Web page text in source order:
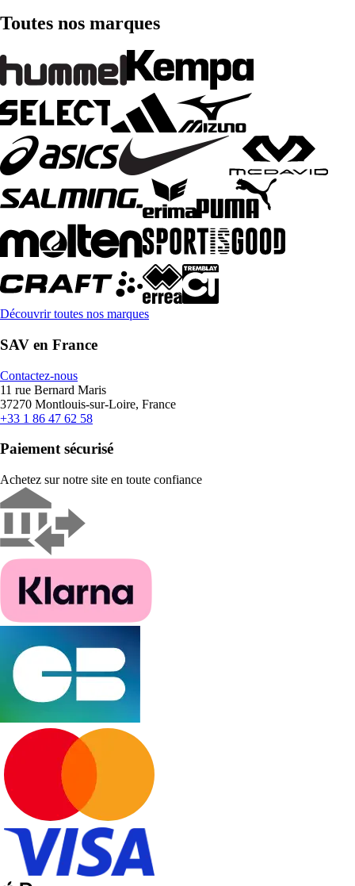
Toutes nos marques
Découvrir toutes nos marques
SAV en France
Contactez-nous
11 rue Bernard Maris
37270 Montlouis-sur-Loire, France
+33 1 86 47 62 58
Paiement sécurisé
Achetez sur notre site en toute confiance